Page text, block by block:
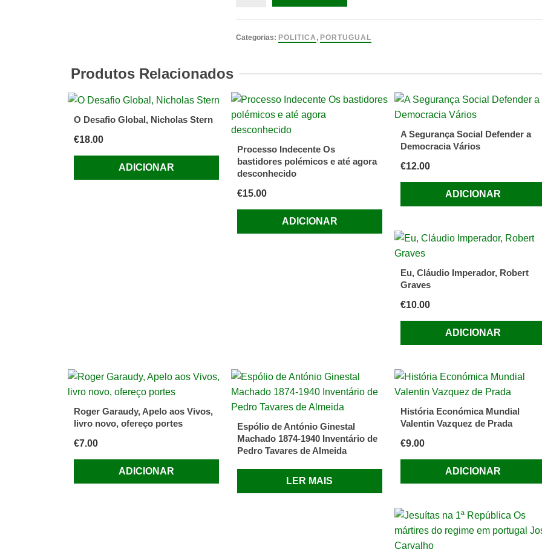
Porquê
Categorias: POLITICA , PORTUGUAL
Produtos Relacionados
O Desafio Global, Nicholas Stern
€18.00
ADICIONAR
Processo Indecente Os
bastidores polémicos e até agora
desconhecido
€15.00
ADICIONAR
A Segurança Social Defender a
Democracia Vários
€12.00
ADICIONAR
Eu, Cláudio Imperador, Robert
Graves
€10.00
ADICIONAR
Roger Garaudy, Apelo aos Vivos,
livro novo, ofereço portes
€7.00
ADICIONAR
Espólio de António Ginestal
Machado 1874-1940 Inventário de
Pedro Tavares de Almeida
LER MAIS
História Económica Mundial
Valentin Vazquez de Prada
€9.00
ADICIONAR